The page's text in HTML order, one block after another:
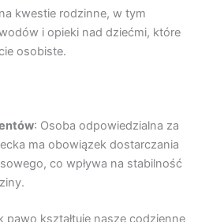
kwestie rodzinne, w tym
i opieki nad dziećmi, które
osobiste.
: Osoba odpowiedzialna za
ma obowiązek dostarczania
co wpływa na stabilność
раwo kształtuje nasze codzienne